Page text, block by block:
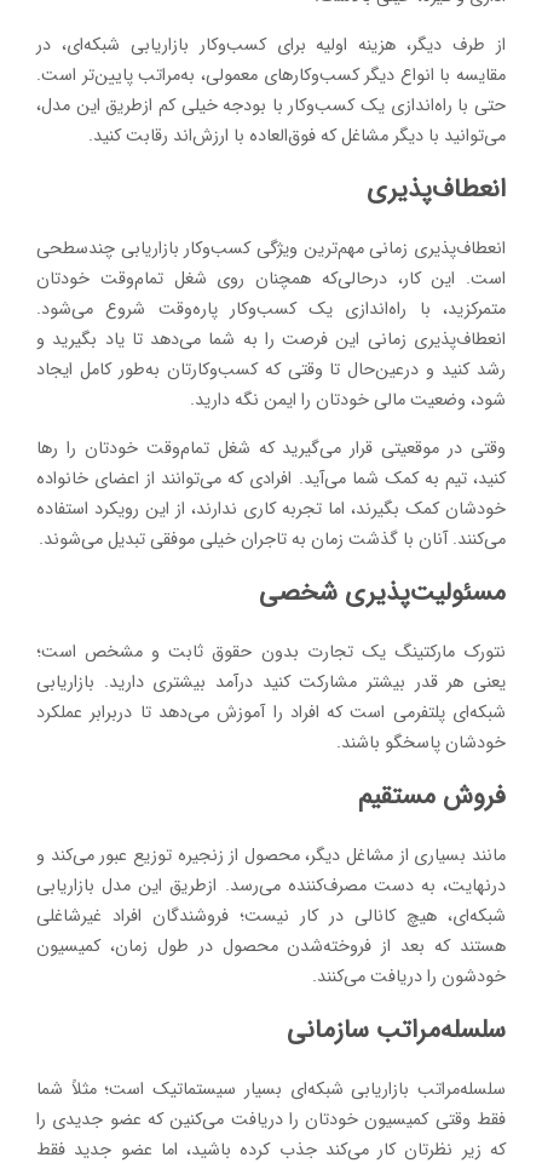
از طرف دیگر، هزینه اولیه برای کسب‌وکار بازاریابی شبکه‌ای، در
مقایسه با انواع دیگر کسب‌وکارهای معمولی، به‌مراتب پایین‌تر است.
حتی با راه‌اندازی یک کسب‌وکار با بودجه خیلی کم ازطریق این مدل،
می‌توانید با دیگر مشاغل که فوق‌العاده با ارزش‌اند رقابت کنید.
انعطاف‌پذیری
انعطاف‌پذیری زمانی مهم‌ترین ویژگی کسب‌وکار بازاریابی چندسطحی
است. این کار، درحالی‌که همچنان روی شغل تمام‌وقت خودتان
متمرکزید، با راه‌اندازی یک کسب‌وکار پاره‌وقت شروع می‌شود.
انعطاف‌پذیری زمانی این فرصت را به شما می‌دهد تا یاد بگیرید و
رشد کنید و درعین‌حال تا وقتی که کسب‌وکارتان به‌طور کامل ایجاد
شود، وضعیت مالی خودتان را ایمن نگه دارید.
وقتی در موقعیتی قرار می‌گیرید که شغل تمام‌وقت خودتان را رها
کنید، تیم به کمک شما می‌آید. افرادی که می‌توانند از اعضای خانواده
خودشان کمک بگیرند، اما تجربه کاری ندارند، از این رویکرد استفاده
می‌کنند. آنان با گذشت زمان به تاجران خیلی موفقی تبدیل می‌شوند.
مسئولیت‌پذیری شخصی
نتورک مارکتینگ یک تجارت بدون حقوق ثابت و مشخص است؛
یعنی هر قدر بیشتر مشارکت کنید درآمد بیشتری دارید. بازاریابی
شبکه‌ای پلتفرمی است که افراد را آموزش می‌دهد تا دربرابر عملکرد
خودشان پاسخگو باشند.
فروش مستقیم
مانند بسیاری از مشاغل دیگر، محصول از زنجیره توزیع عبور می‌کند و
درنهایت، به دست مصرف‌کننده می‌رسد. ازطریق این مدل بازاریابی
شبکه‌ای، هیچ کانالی در کار نیست؛ فروشندگان افراد غیرشاغلی
هستند که بعد از فروخته‌شدن محصول در طول زمان، کمیسیون
خودشون را دریافت می‌کنند.
سلسله‌مراتب سازمانی
سلسله‌مراتب بازاریابی شبکه‌ای بسیار سیستماتیک است؛ مثلاً شما
فقط وقتی کمیسیون خودتان را دریافت می‌کنین که عضو جدیدی را
که زیر نظرتان کار می‌کند جذب کرده باشید، اما عضو جدید فقط